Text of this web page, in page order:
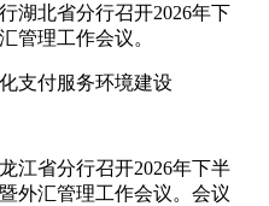
湖北省分行召开2026年下
管理工作会议。
支付服务环境建设
江省分行召开2026年下半
外汇管理工作会议。会议